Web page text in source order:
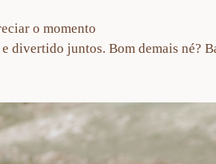
o momento
divertido juntos. Bom demais né?